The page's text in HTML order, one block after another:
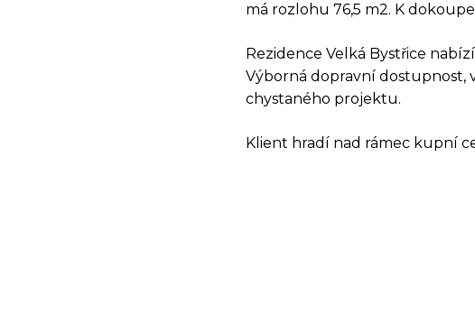
má rozlohu 76,5 m2. K
Rezidence Velká Bystřice
Výborná dopravní dostupnost,
chystaného projektu.
Klient hradí nad rámec kupní
DOTAZ